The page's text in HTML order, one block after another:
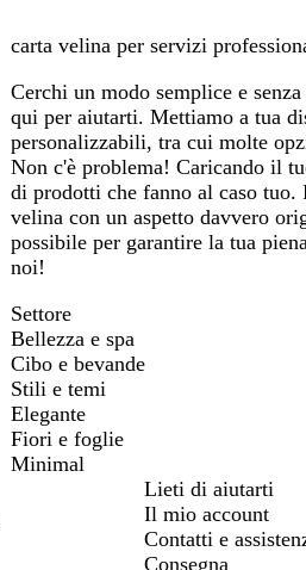
carta velina per servizi
Cerchi un modo semplice e
qui per aiutarti. Mettiamo a tua
personalizzabili, tra cui molte
Non c'è problema! Caricando il
di prodotti che fanno al caso tuo.
velina con un aspetto davvero
possibile per garantire la tua
noi!
Settore
Bellezza e spa
Cibo e bevande
Stili e temi
Elegante
Fiori e foglie
Minimal
Lieti di aiutarti
Il mio account
Contatti e
Consegna